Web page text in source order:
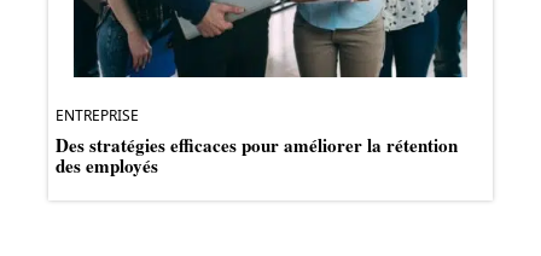
ENTREPRISE
Des stratégies efficaces pour améliorer la rétention
des employés